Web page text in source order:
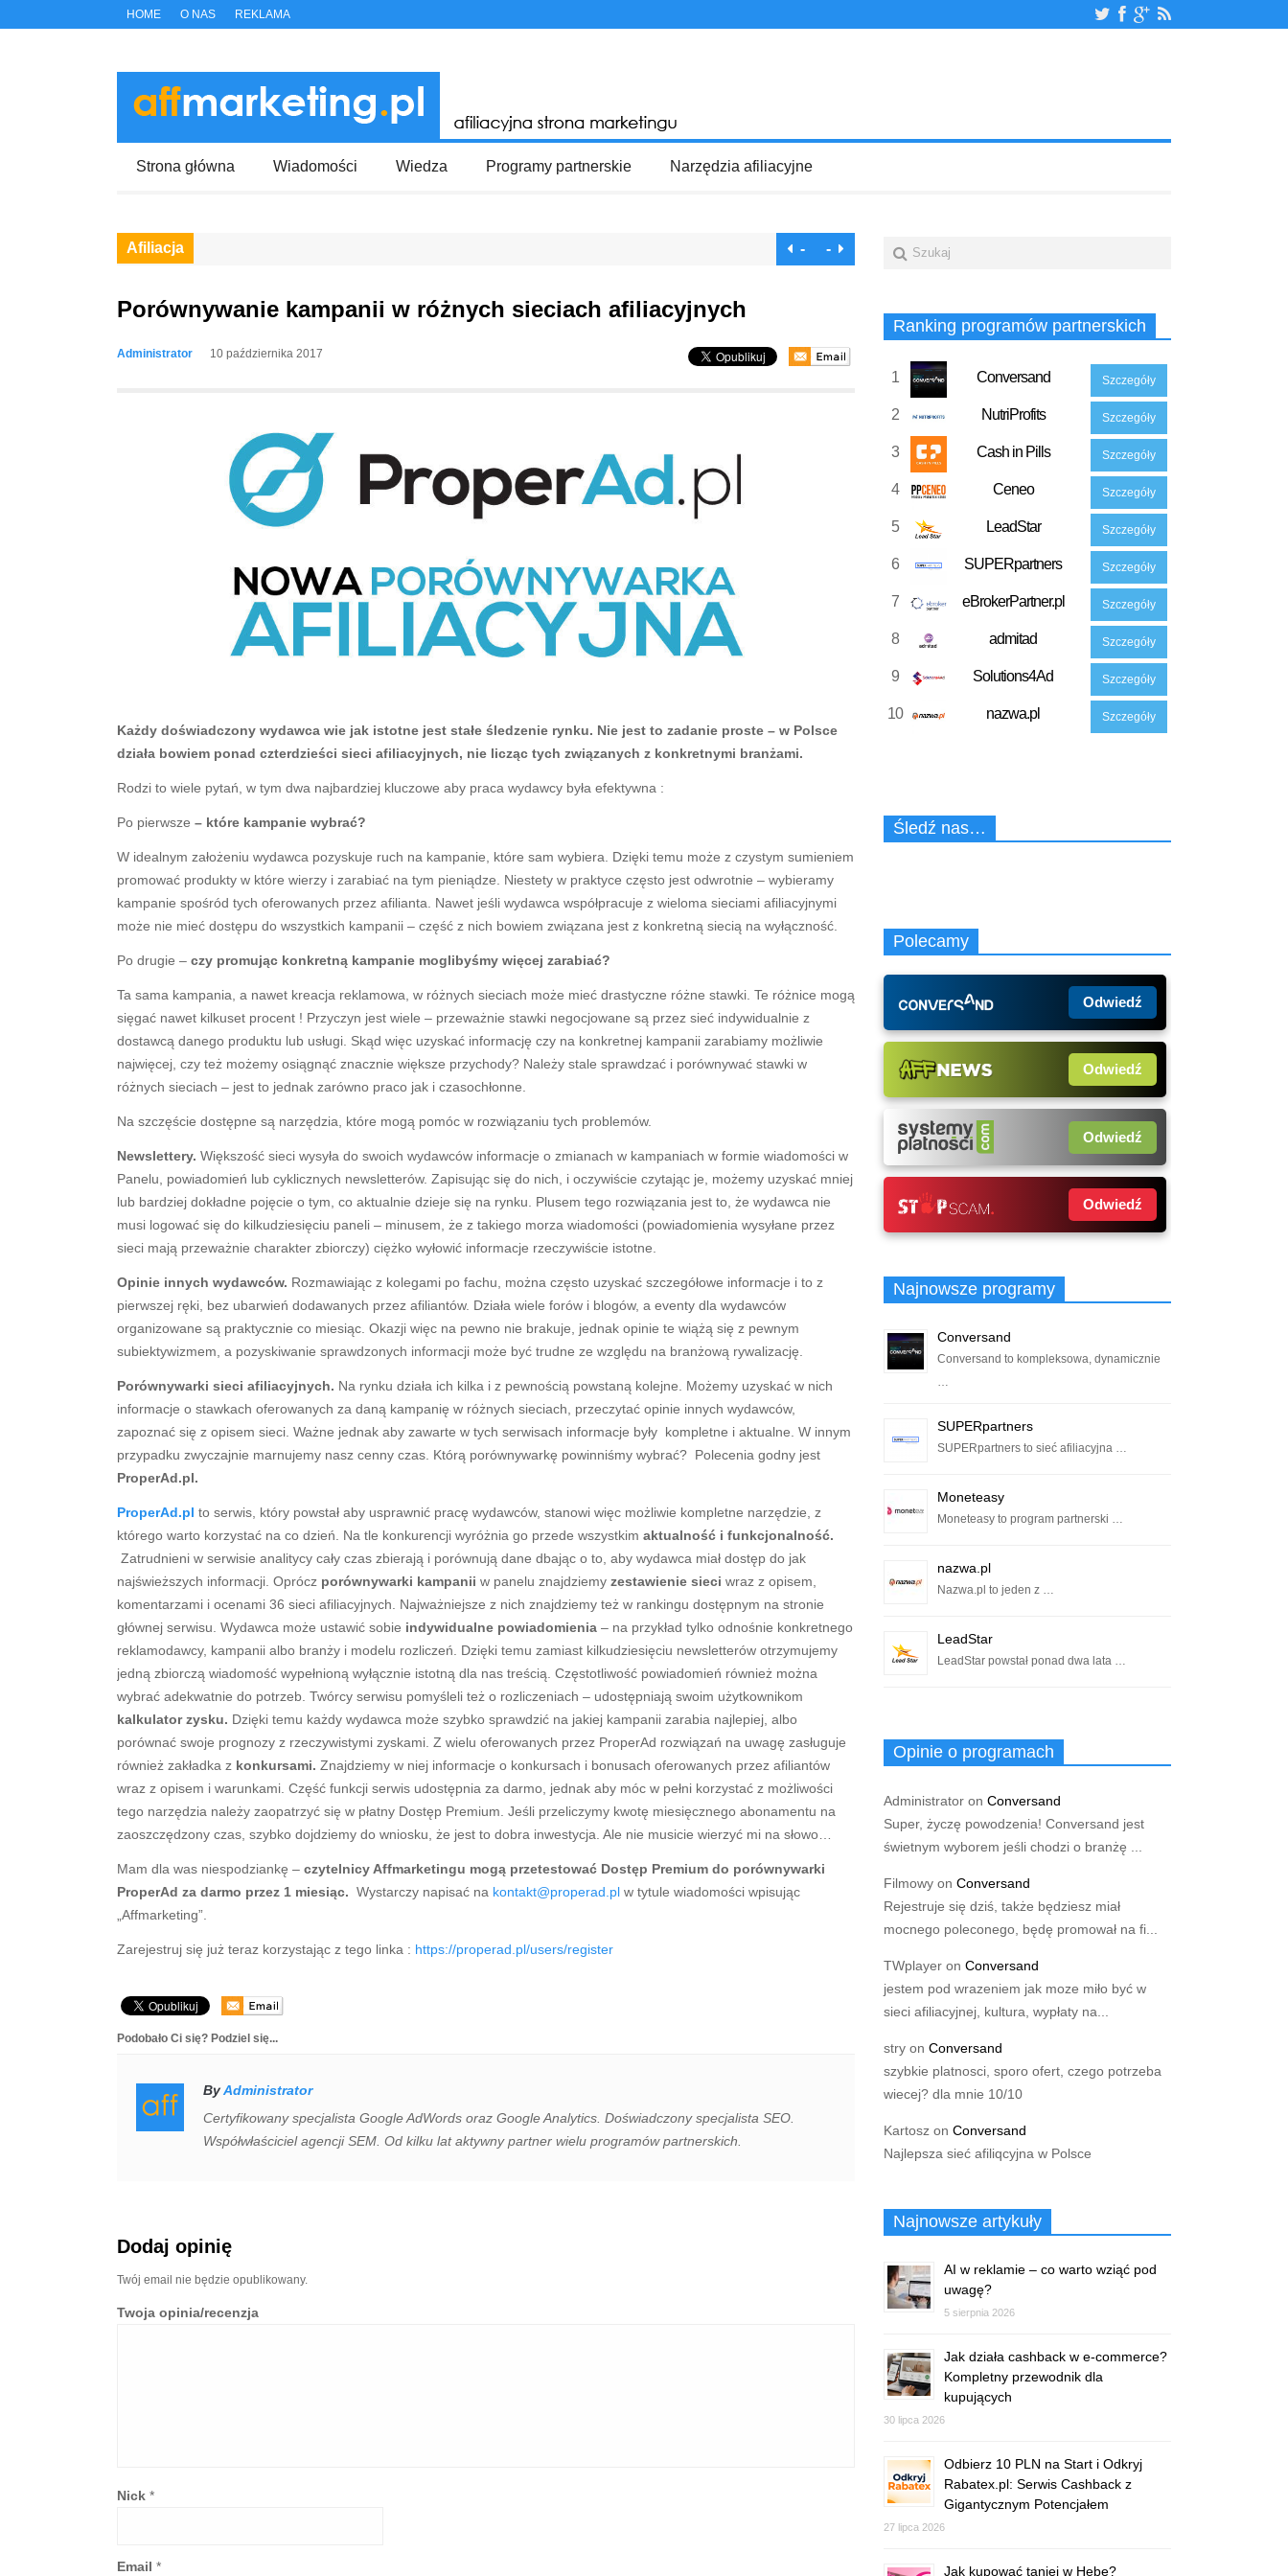
HOME O NAS REKLAMA
Strona główna Wiadomości Wiedza Programy partnerskie Narzędzia afiliacyjne
Afiliacja - -
Porównywanie kampanii w różnych sieciach afiliacyjnych
Administrator 10 października 2017
Każdy doświadczony wydawca wie jak istotne jest stałe śledzenie rynku. Nie jest to zadanie proste – w Polsce
działa bowiem ponad czterdzieści sieci afiliacyjnych, nie licząc tych związanych z konkretnymi branżami.
Rodzi to wiele pytań, w tym dwa najbardziej kluczowe aby praca wydawcy była efektywna :
Po pierwsze – które kampanie wybrać?
W idealnym założeniu wydawca pozyskuje ruch na kampanie, które sam wybiera. Dzięki temu może z czystym sumieniem
promować produkty w które wierzy i zarabiać na tym pieniądze. Niestety w praktyce często jest odwrotnie – wybieramy
kampanie spośród tych oferowanych przez afilianta. Nawet jeśli wydawca współpracuje z wieloma sieciami afiliacyjnymi
może nie mieć dostępu do wszystkich kampanii – część z nich bowiem związana jest z konkretną siecią na wyłączność.
Po drugie – czy promując konkretną kampanie moglibyśmy więcej zarabiać?
Ta sama kampania, a nawet kreacja reklamowa, w różnych sieciach może mieć drastyczne różne stawki. Te różnice mogą
sięgać nawet kilkuset procent ! Przyczyn jest wiele – przeważnie stawki negocjowane są przez sieć indywidualnie z
dostawcą danego produktu lub usługi. Skąd więc uzyskać informację czy na konkretnej kampanii zarabiamy możliwie
najwięcej, czy też możemy osiągnąć znacznie większe przychody? Należy stale sprawdzać i porównywać stawki w
różnych sieciach – jest to jednak zarówno praco jak i czasochłonne.
Na szczęście dostępne są narzędzia, które mogą pomóc w rozwiązaniu tych problemów.
Newslettery. Większość sieci wysyła do swoich wydawców informacje o zmianach w kampaniach w formie wiadomości w
Panelu, powiadomień lub cyklicznych newsletterów. Zapisując się do nich, i oczywiście czytając je, możemy uzyskać mniej
lub bardziej dokładne pojęcie o tym, co aktualnie dzieje się na rynku. Plusem tego rozwiązania jest to, że wydawca nie
musi logować się do kilkudziesięciu paneli – minusem, że z takiego morza wiadomości (powiadomienia wysyłane przez
sieci mają przeważnie charakter zbiorczy) ciężko wyłowić informacje rzeczywiście istotne.
Opinie innych wydawców. Rozmawiając z kolegami po fachu, można często uzyskać szczegółowe informacje i to z
pierwszej ręki, bez ubarwień dodawanych przez afiliantów. Działa wiele forów i blogów, a eventy dla wydawców
organizowane są praktycznie co miesiąc. Okazji więc na pewno nie brakuje, jednak opinie te wiążą się z pewnym
subiektywizmem, a pozyskiwanie sprawdzonych informacji może być trudne ze względu na branżową rywalizację.
Porównywarki sieci afiliacyjnych. Na rynku działa ich kilka i z pewnością powstaną kolejne. Możemy uzyskać w nich
informacje o stawkach oferowanych za daną kampanię w różnych sieciach, przeczytać opinie innych wydawców,
zapoznać się z opisem sieci. Ważne jednak aby zawarte w tych serwisach informacje były kompletne i aktualne. W innym
przypadku zwyczajnie marnujemy nasz cenny czas. Którą porównywarkę powinniśmy wybrać? Polecenia godny jest
ProperAd.pl.
ProperAd.pl to serwis, który powstał aby usprawnić pracę wydawców, stanowi więc możliwie kompletne narzędzie, z
którego warto korzystać na co dzień. Na tle konkurencji wyróżnia go przede wszystkim aktualność i funkcjonalność.
Zatrudnieni w serwisie analitycy cały czas zbierają i porównują dane dbając o to, aby wydawca miał dostęp do jak
najświeższych informacji. Oprócz porównywarki kampanii w panelu znajdziemy zestawienie sieci wraz z opisem,
komentarzami i ocenami 36 sieci afiliacyjnych. Najważniejsze z nich znajdziemy też w rankingu dostępnym na stronie
głównej serwisu. Wydawca może ustawić sobie indywidualne powiadomienia – na przykład tylko odnośnie konkretnego
reklamodawcy, kampanii albo branży i modelu rozliczeń. Dzięki temu zamiast kilkudziesięciu newsletterów otrzymujemy
jedną zbiorczą wiadomość wypełnioną wyłącznie istotną dla nas treścią. Częstotliwość powiadomień również można
wybrać adekwatnie do potrzeb. Twórcy serwisu pomyśleli też o rozliczeniach – udostępniają swoim użytkownikom
kalkulator zysku. Dzięki temu każdy wydawca może szybko sprawdzić na jakiej kampanii zarabia najlepiej, albo
porównać swoje prognozy z rzeczywistymi zyskami. Z wielu oferowanych przez ProperAd rozwiązań na uwagę zasługuje
również zakładka z konkursami. Znajdziemy w niej informacje o konkursach i bonusach oferowanych przez afiliantów
wraz z opisem i warunkami. Część funkcji serwis udostępnia za darmo, jednak aby móc w pełni korzystać z możliwości
tego narzędzia należy zaopatrzyć się w płatny Dostęp Premium. Jeśli przeliczymy kwotę miesięcznego abonamentu na
zaoszczędzony czas, szybko dojdziemy do wniosku, że jest to dobra inwestycja. Ale nie musicie wierzyć mi na słowo…
Mam dla was niespodziankę – czytelnicy Affmarketingu mogą przetestować Dostęp Premium do porównywarki
ProperAd za darmo przez 1 miesiąc. Wystarczy napisać na kontakt@properad.pl w tytule wiadomości wpisując
„Affmarketing”.
Zarejestruj się już teraz korzystając z tego linka : https://properad.pl/users/register
Podobało Ci się? Podziel się...
ByAdministrator
Certyfikowany specjalista Google AdWords oraz Google Analytics. Doświadczony specjalista SEO.
Współwłaściciel agencji SEM. Od kilku lat aktywny partner wielu programów partnerskich.
Dodaj opinię
Twój email nie będzie opublikowany.
Twoja opinia/recenzja
Nick *
Email *
Ranking programów partnerskich
1 Conversand Szczegóły
2 NutriProfits Szczegóły
3 Cash in Pills Szczegóły
4 Ceneo Szczegóły
5 LeadStar Szczegóły
6 SUPERpartners Szczegóły
7 eBrokerPartner.pl Szczegóły
8 admitad Szczegóły
9 Solutions4Ad Szczegóły
10 nazwa.pl Szczegóły
Śledź nas…
Polecamy
Odwiedź
Odwiedź
Odwiedź
Odwiedź
Najnowsze programy
Conversand
Conversand to kompleksowa, dynamicznie
…
SUPERpartners
SUPERpartners to sieć afiliacyjna …
Moneteasy
Moneteasy to program partnerski …
nazwa.pl
Nazwa.pl to jeden z …
LeadStar
LeadStar powstał ponad dwa lata …
Opinie o programach
Administrator on Conversand
Super, życzę powodzenia! Conversand jest
świetnym wyborem jeśli chodzi o branżę ...
Filmowy on Conversand
Rejestruje się dziś, także będziesz miał
mocnego poleconego, będę promował na fi...
TWplayer on Conversand
jestem pod wrazeniem jak moze miło być w
sieci afiliacyjnej, kultura, wypłaty na...
stry on Conversand
szybkie platnosci, sporo ofert, czego potrzeba
wiecej? dla mnie 10/10
Kartosz on Conversand
Najlepsza sieć afiliqcyjna w Polsce
Najnowsze artykuły
AI w reklamie – co warto wziąć pod
uwagę?
5 sierpnia 2026
Jak działa cashback w e-commerce?
Kompletny przewodnik dla
kupujących
30 lipca 2026
Odbierz 10 PLN na Start i Odkryj
Rabatex.pl: Serwis Cashback z
Gigantycznym Potencjałem
27 lipca 2026
Jak kupować taniej w Hebe?